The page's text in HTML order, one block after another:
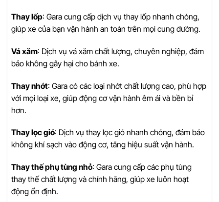
Thay lốp: Gara cung cấp dịch vụ thay lốp nhanh chóng,
giúp xe của bạn vận hành an toàn trên mọi cung đường.
Vá xăm: Dịch vụ vá xăm chất lượng, chuyên nghiệp, đảm
bảo không gây hại cho bánh xe.
Thay nhớt: Gara có các loại nhớt chất lượng cao, phù hợp
với mọi loại xe, giúp động cơ vận hành êm ái và bền bỉ
hơn.
Thay lọc gió: Dịch vụ thay lọc gió nhanh chóng, đảm bảo
không khí sạch vào động cơ, tăng hiệu suất vận hành.
Thay thế phụ tùng nhỏ: Gara cung cấp các phụ tùng
thay thế chất lượng và chính hãng, giúp xe luôn hoạt
động ổn định.